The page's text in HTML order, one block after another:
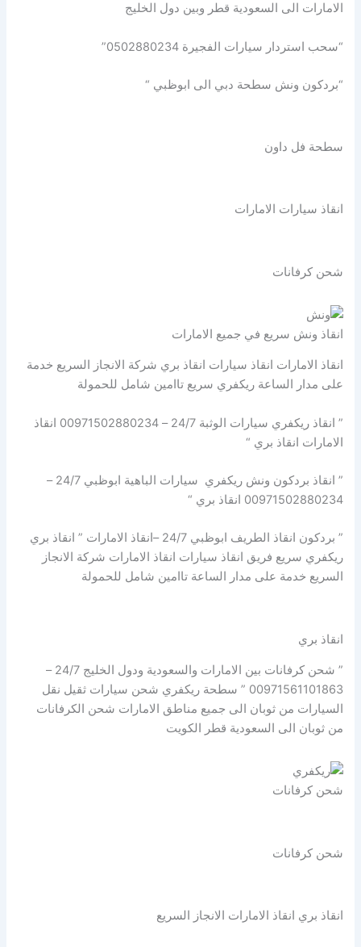
الامارات الى السعودية قطر وبين دول الخليج
“سحب استردار سيارات الفجيرة 0502880234”
“بردكون ونش سطحة دبي الى ابوظبي “
سطحة فل داون
انقاذ سيارات الامارات
شحن كرفانات
انقاذ ونش سريع في جميع الامارات
انقاذ الامارات انقاذ سيارات انقاذ بري شركة الانجاز السريع خدمة
على مدار الساعة ريكفري سريع تاامين شامل للحمولة
” انقاذ ريكفري سيارات الوثبة 24/7 – 00971502880234 انقاذ
الامارات انقاذ بري “
” انقاذ بردكون ونش ريكفري سيارات الباهية ابوظبي 24/7 –
00971502880234 انقاذ بري “
” بردكون انقاذ الطريف ابوظبي 24/7 –انقاذ الامارات ” انقاذ بري
ريكفري سريع فريق انقاذ سيارات انقاذ الامارات شركة الانجاز
السريع خدمة على مدار الساعة تاامين شامل للحمولة
انقاذ بري
” شحن كرفانات بين الامارات والسعودية ودول الخليج 24/7 –
00971561101863 ” سطحة ريكفري شحن سيارات ثقيل نقل
السيارات من ثوبان الى جميع مناطق الامارات شحن الكرفانات
من ثوبان الى السعودية قطر الكويت
شحن كرفانات
شحن كرفانات
انقاذ بري انقاذ الامارات الانجاز السريع